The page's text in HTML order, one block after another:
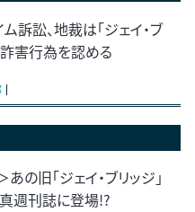
訴訟、地裁は「ジェイ・ブ
詐害行為を認める
の旧「ジェイ・ブリッジ」
週刊誌に登場!?